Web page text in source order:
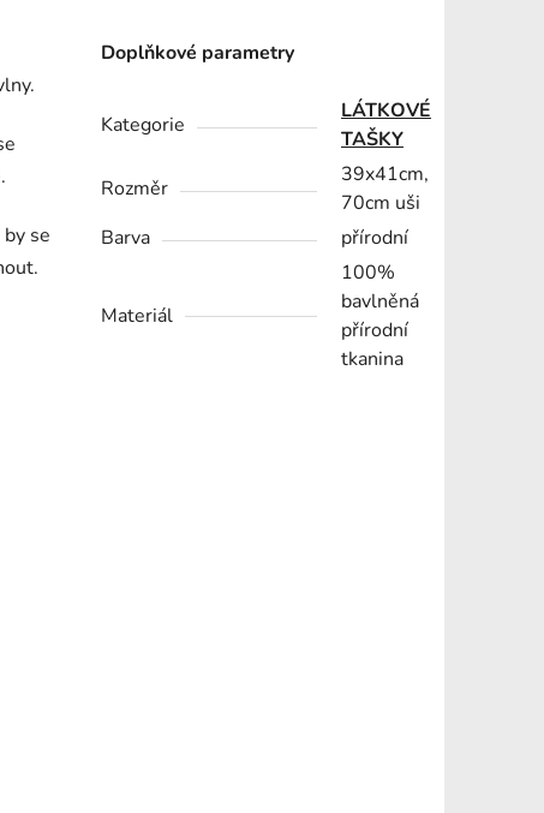
se
Doplňkové parametry
Kategorie
LÁTKOVÉ
TAŠKY
Rozměr
39x41cm,
70cm uši
Barva
přírodní
Materiál
100%
bavlněná
přírodní
tkanina